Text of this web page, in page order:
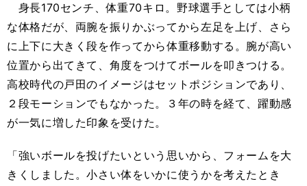
身長170センチ、体重70キロ。野球選手としては小柄
な体格だが、両腕を振りかぶってから左足を上げ、さら
に上下に大きく段を作ってから体重移動する。腕が高い
位置から出てきて、角度をつけてボールを叩きつける。
高校時代の戸田のイメージはセットポジションであり、
２段モーションでもなかった。３年の時を経て、躍動感
が一気に増した印象を受けた。
「強いボールを投げたいという思いから、フォームを大
きくしました。小さい体をいかに使うかを考えたとき